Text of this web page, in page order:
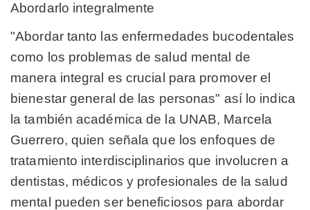
Abordarlo integralmente
"Abordar tanto las enfermedades bucodentales
como los problemas de salud mental de
manera integral es crucial para promover el
bienestar general de las personas" así lo indica
la también académica de la UNAB, Marcela
Guerrero, quien señala que los enfoques de
tratamiento interdisciplinarios que involucren a
dentistas, médicos y profesionales de la salud
mental pueden ser beneficiosos para abordar